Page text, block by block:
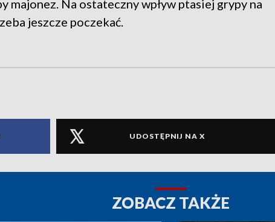
majonez. Na ostateczny wpływ ptasiej grypy na
jeszcze poczekać.
UDOSTĘPNIJ NA X
ZOBACZ TAKŻE